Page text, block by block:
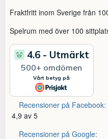
Fraktfritt inom Sverige från
Spelrum med över 100
Recensioner på Facebook:
4,9 av 5
Recensioner på Google: